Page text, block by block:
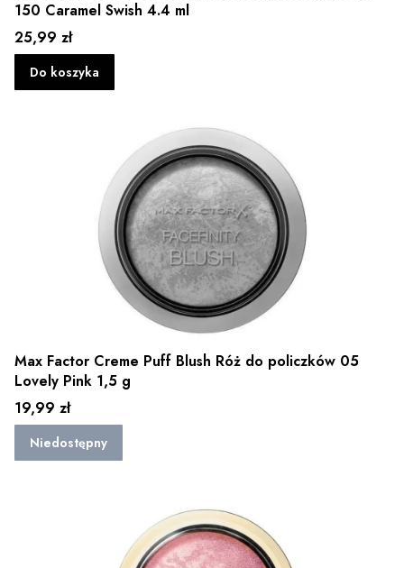
150 Caramel Swish 4.4 ml
Cena
25,99 zł
Do koszyka
Max Factor Creme Puff Blush Róż do policzków 05
Lovely Pink 1,5 g
Cena
19,99 zł
Niedostępny